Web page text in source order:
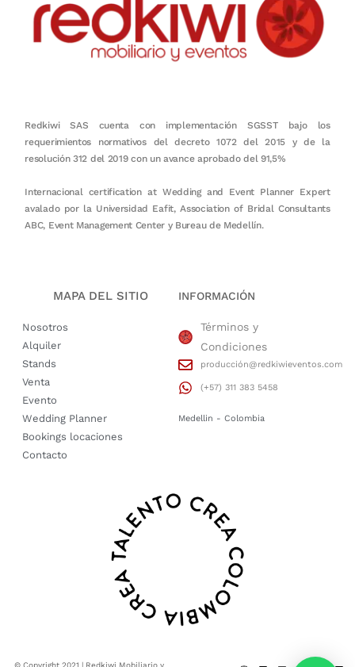
Redkiwi SAS cuenta con implementación SGSST bajo los
requerimientos normativos del decreto 1072 del 2015 y de la
resolución 312 del 2019 con un avance aprobado del 91,5%
Internacional certification at Wedding and Event Planner Expert
avalado por la Universidad Eafit, Association of Bridal Consultants
ABC, Event Management Center y Bureau de Medellín.
MAPA DEL SITIO
Nosotros
Alquiler
Stands
Venta
Evento
Wedding Planner
Bookings locaciones
Contacto
INFORMACIÓN
Términos y
Condiciones
producción@redkiwieventos.com
(+57) 311 383 5458
Medellin - Colombia
© Copyright 2021 | Redkiwi Mobiliario y